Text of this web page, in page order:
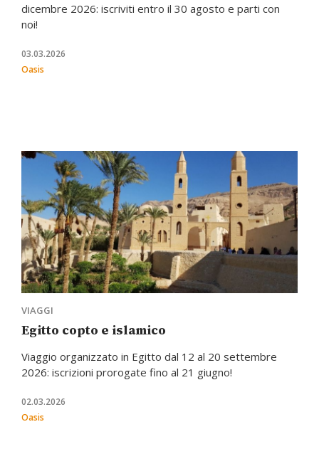
dicembre 2026: iscriviti entro il 30 agosto e parti con
noi!
03.03.2026
Oasis
VIAGGI
Egitto copto e islamico
Viaggio organizzato in Egitto dal 12 al 20 settembre
2026: iscrizioni prorogate fino al 21 giugno!
02.03.2026
Oasis